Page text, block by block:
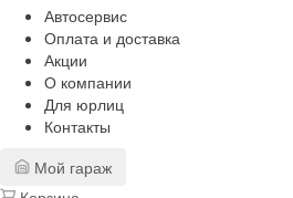
Автосервис
Оплата и доставка
Акции
О компании
Для юрлиц
Контакты
Мой гараж